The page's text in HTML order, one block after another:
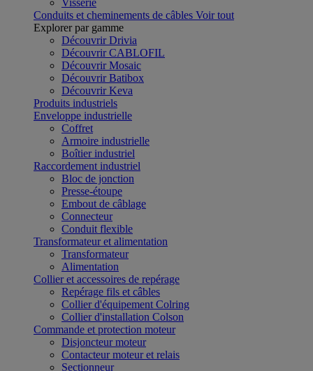
Visserie
Conduits et cheminements de câbles Voir tout
Explorer par gamme
Découvrir Drivia
Découvrir CABLOFIL
Découvrir Mosaic
Découvrir Batibox
Découvrir Keva
Produits industriels
Enveloppe industrielle
Coffret
Armoire industrielle
Boîtier industriel
Raccordement industriel
Bloc de jonction
Presse-étoupe
Embout de câblage
Connecteur
Conduit flexible
Transformateur et alimentation
Transformateur
Alimentation
Collier et accessoires de repérage
Repérage fils et câbles
Collier d'équipement Colring
Collier d'installation Colson
Commande et protection moteur
Disjoncteur moteur
Contacteur moteur et relais
Sectionneur